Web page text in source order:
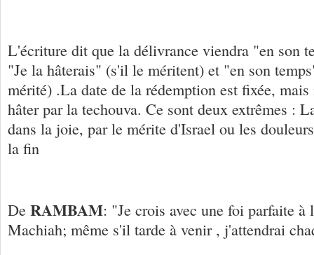
L'écriture dit que la délivrance viendra "en son
"Je la hâterais" (s'il le méritent) et "en son
mérité) .La date de la rédemption est fixée,
hâter par la techouva. Ce sont deux extrêmes :
dans la joie, par le mérite d'Israel ou les
la fin
De RAMBAM: "Je crois avec une foi parfaite à
Machiah; même s'il tarde à venir , j'attendrai